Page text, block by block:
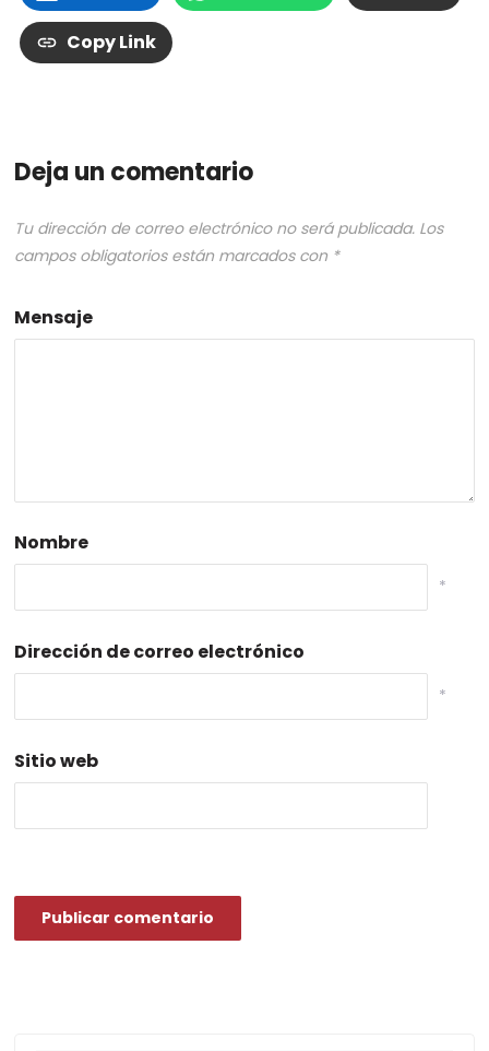
Copy Link
Deja un comentario
Tu dirección de correo electrónico no será publicada. Los
campos obligatorios están marcados con *
Mensaje
Nombre
*
Dirección de correo electrónico
*
Sitio web